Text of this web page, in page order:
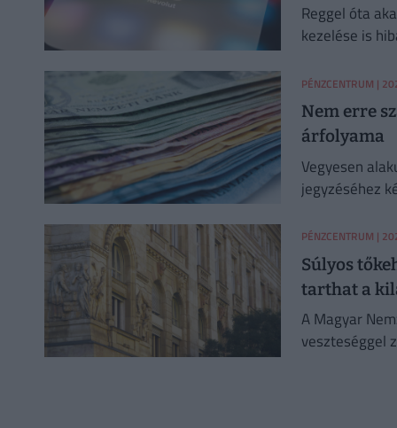
Reggel óta
kezelése is
PÉNZCENTRUM |
Nem erre
árfolyama
Vegyesen
jegyzéséhez
PÉNZCENTRUM |
Súlyos
tarthat a
A Magyar
veszteséggel